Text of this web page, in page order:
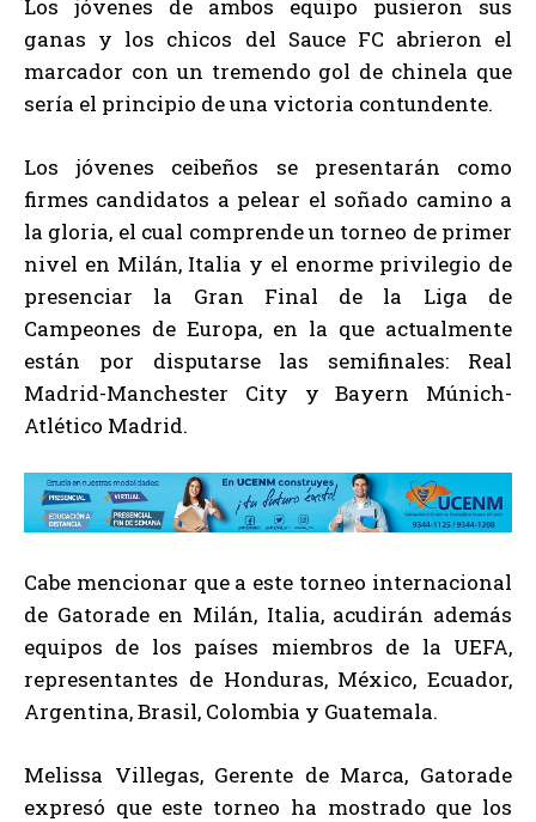
Los jóvenes de ambos equipo pusieron sus
ganas y los chicos del Sauce FC abrieron el
marcador con un tremendo gol de chinela que
sería el principio de una victoria contundente.
Los jóvenes ceibeños se presentarán como
firmes candidatos a pelear el soñado camino a
la gloria, el cual comprende un torneo de primer
nivel en Milán, Italia y el enorme privilegio de
presenciar la Gran Final de la Liga de
Campeones de Europa, en la que actualmente
están por disputarse las semifinales: Real
Madrid-Manchester City y Bayern Múnich-
Atlético Madrid.
Cabe mencionar que a este torneo internacional
de Gatorade en Milán, Italia, acudirán además
equipos de los países miembros de la UEFA,
representantes de Honduras, México, Ecuador,
Argentina, Brasil, Colombia y Guatemala.
Melissa Villegas, Gerente de Marca, Gatorade
expresó que este torneo ha mostrado que los